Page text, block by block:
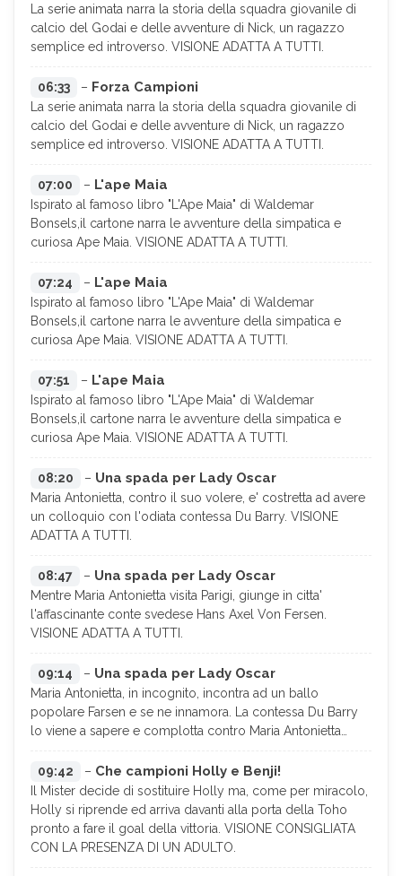
La serie animata narra la storia della squadra giovanile di
calcio del Godai e delle avventure di Nick, un ragazzo
semplice ed introverso. VISIONE ADATTA A TUTTI.
06:33 – Forza Campioni
La serie animata narra la storia della squadra giovanile di
calcio del Godai e delle avventure di Nick, un ragazzo
semplice ed introverso. VISIONE ADATTA A TUTTI.
07:00 – L'ape Maia
Ispirato al famoso libro "L'Ape Maia" di Waldemar
Bonsels,il cartone narra le avventure della simpatica e
curiosa Ape Maia. VISIONE ADATTA A TUTTI.
07:24 – L'ape Maia
Ispirato al famoso libro "L'Ape Maia" di Waldemar
Bonsels,il cartone narra le avventure della simpatica e
curiosa Ape Maia. VISIONE ADATTA A TUTTI.
07:51 – L'ape Maia
Ispirato al famoso libro "L'Ape Maia" di Waldemar
Bonsels,il cartone narra le avventure della simpatica e
curiosa Ape Maia. VISIONE ADATTA A TUTTI.
08:20 – Una spada per Lady Oscar
Maria Antonietta, contro il suo volere, e' costretta ad avere
un colloquio con l'odiata contessa Du Barry. VISIONE
ADATTA A TUTTI.
08:47 – Una spada per Lady Oscar
Mentre Maria Antonietta visita Parigi, giunge in citta'
l'affascinante conte svedese Hans Axel Von Fersen.
VISIONE ADATTA A TUTTI.
09:14 – Una spada per Lady Oscar
Maria Antonietta, in incognito, incontra ad un ballo
popolare Farsen e se ne innamora. La contessa Du Barry
lo viene a sapere e complotta contro Maria Antonietta…
09:42 – Che campioni Holly e Benji!
Il Mister decide di sostituire Holly ma, come per miracolo,
Holly si riprende ed arriva davanti alla porta della Toho
pronto a fare il goal della vittoria. VISIONE CONSIGLIATA
CON LA PRESENZA DI UN ADULTO.